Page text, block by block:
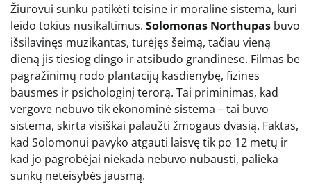
Žiūrovui sunku patikėti teisine ir moraline sistema, kuri
leido tokius nusikaltimus. Solomonas Northupas buvo
išsilavinęs muzikantas, turėjęs šeimą, tačiau vieną
dieną jis tiesiog dingo ir atsibudo grandinėse. Filmas be
pagražinimų rodo plantacijų kasdienybę, fizines
bausmes ir psichologinį terorą. Tai priminimas, kad
vergovė nebuvo tik ekonominė sistema – tai buvo
sistema, skirta visiškai palaužti žmogaus dvasią. Faktas,
kad Solomonui pavyko atgauti laisvę tik po 12 metų ir
kad jo pagrobėjai niekada nebuvo nubausti, palieka
sunkų neteisybės jausmą.